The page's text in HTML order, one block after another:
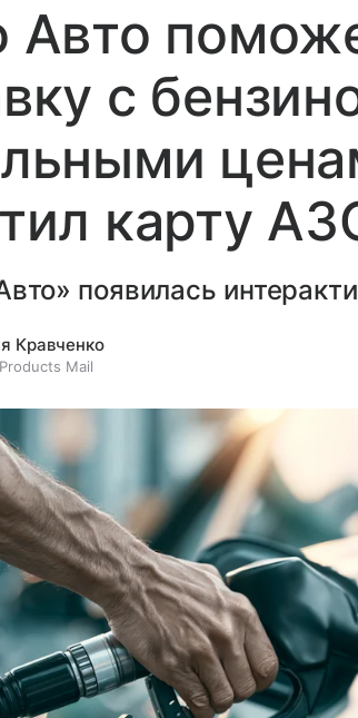
Авто
с
карту
появилась
Кравченко
Mail